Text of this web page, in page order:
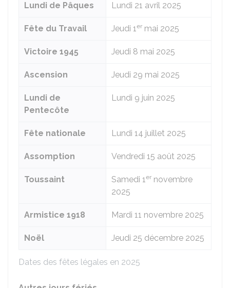
Dates des fêtes légales en 2025
Lundi de Pâques Lundi 21 avril 2025
Fête du Travail Jeudi 1er mai 2025
Victoire 1945 Jeudi 8 mai 2025
Ascension Jeudi 29 mai 2025
Lundi de
Pentecôte
Lundi 9 juin 2025
Fête nationale Lundi 14 juillet 2025
Assomption Vendredi 15 août 2025
Toussaint Samedi 1er novembre
2025
Armistice 1918 Mardi 11 novembre 2025
Noël Jeudi 25 décembre 2025